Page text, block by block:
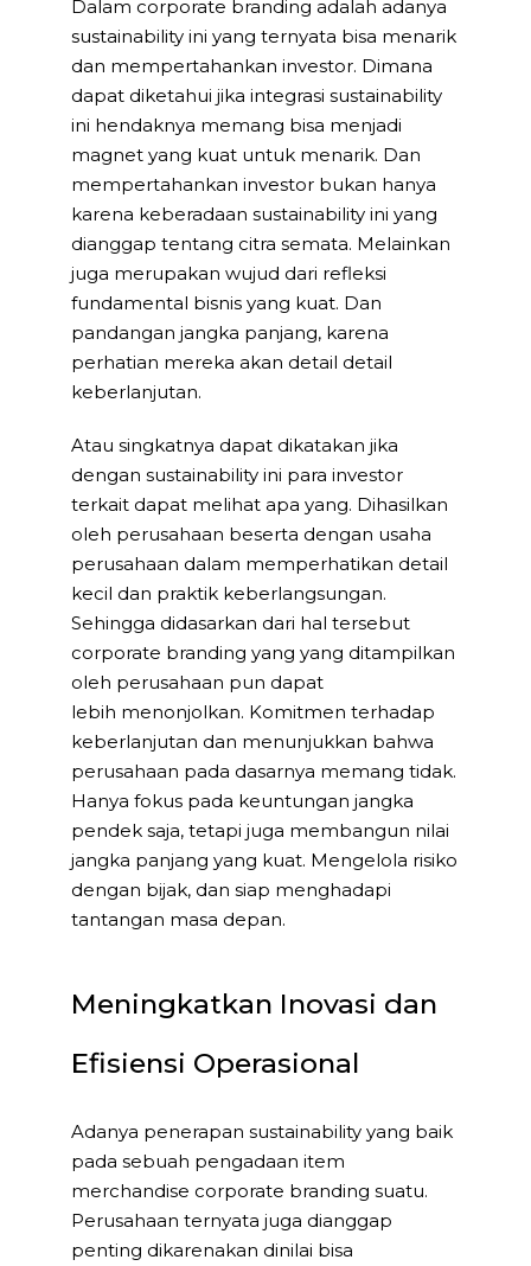
Dalam corporate branding adalah adanya
sustainability ini yang ternyata bisa menarik
dan mempertahankan investor. Dimana
dapat diketahui jika integrasi sustainability
ini hendaknya memang bisa menjadi
magnet yang kuat untuk menarik. Dan
mempertahankan investor bukan hanya
karena keberadaan sustainability ini yang
dianggap tentang citra semata. Melainkan
juga merupakan wujud dari refleksi
fundamental bisnis yang kuat. Dan
pandangan jangka panjang, karena
perhatian mereka akan detail detail
keberlanjutan.
Atau singkatnya dapat dikatakan jika
dengan sustainability ini para investor
terkait dapat melihat apa yang. Dihasilkan
oleh perusahaan beserta dengan usaha
perusahaan dalam memperhatikan detail
kecil dan praktik keberlangsungan.
Sehingga didasarkan dari hal tersebut
corporate branding yang yang ditampilkan
oleh perusahaan pun dapat
lebih menonjolkan. Komitmen terhadap
keberlanjutan dan menunjukkan bahwa
perusahaan pada dasarnya memang tidak.
Hanya fokus pada keuntungan jangka
pendek saja, tetapi juga membangun nilai
jangka panjang yang kuat. Mengelola risiko
dengan bijak, dan siap menghadapi
tantangan masa depan.
Meningkatkan Inovasi dan
Efisiensi Operasional
Adanya penerapan sustainability yang baik
pada sebuah pengadaan item
merchandise corporate branding suatu.
Perusahaan ternyata juga dianggap
penting dikarenakan dinilai bisa